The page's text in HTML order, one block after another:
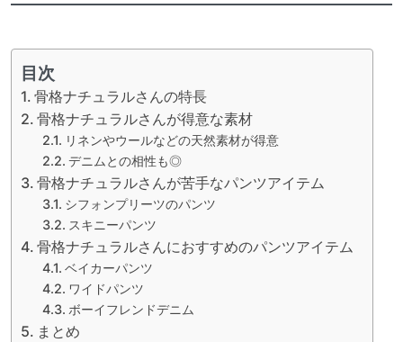
目次
骨格ナチュラルさんの特長
骨格ナチュラルさんが得意な素材
リネンやウールなどの天然素材が得意
デニムとの相性も◎
骨格ナチュラルさんが苦手なパンツアイテム
シフォンプリーツのパンツ
スキニーパンツ
骨格ナチュラルさんにおすすめのパンツアイテム
ベイカーパンツ
ワイドパンツ
ボーイフレンドデニム
まとめ